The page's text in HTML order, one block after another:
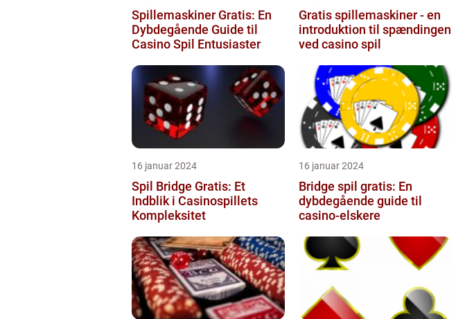
Spillemaskiner Gratis: En
Dybdegående Guide til
Casino Spil Entusiaster
Gratis spillemaskiner - en
introduktion til spændingen
ved casino spil
16 januar 2024
Spil Bridge Gratis: Et
Indblik i Casinospillets
Kompleksitet
16 januar 2024
Bridge spil gratis: En
dybdegående guide til
casino-elskere